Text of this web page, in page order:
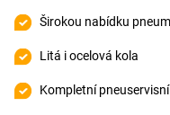
Širokou nabídku
Litá i ocelová kola
Kompletní